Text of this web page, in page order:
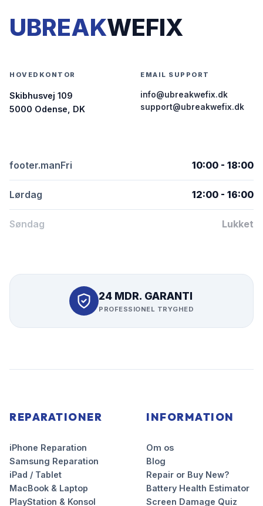
UBREAKWEFIX
HOVEDKONTOR
Skibhusvej 109
5000 Odense, DK
EMAIL SUPPORT
info@ubreakwefix.dk
support@ubreakwefix.dk
footer.manFri 10:00 - 18:00
Lørdag 12:00 - 16:00
Søndag Lukket
24 MDR. GARANTI
PROFESSIONEL TRYGHED
REPARATIONER
iPhone Reparation
Samsung Reparation
iPad / Tablet
MacBook & Laptop
PlayStation & Konsol
INFORMATION
Om os
Blog
Repair or Buy New?
Battery Health Estimator
Screen Damage Quiz